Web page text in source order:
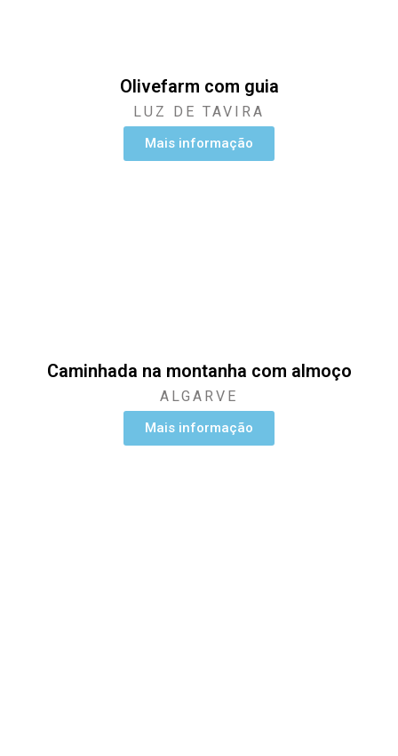
Olivefarm com guia
LUZ DE TAVIRA
Mais informação
Caminhada na montanha com almoço
ALGARVE
Mais informação